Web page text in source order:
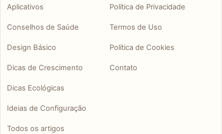
Aplicativos
Conselhos de Saúde
Design Básico
Dicas de Crescimento
Dicas Ecológicas
Ideias de Configuração
Todos os artigos
Política de Privacidade
Termos de Uso
Política de Cookies
Contato